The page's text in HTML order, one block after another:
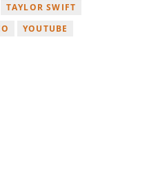
TAYLOR SWIFT
YOUTUBE